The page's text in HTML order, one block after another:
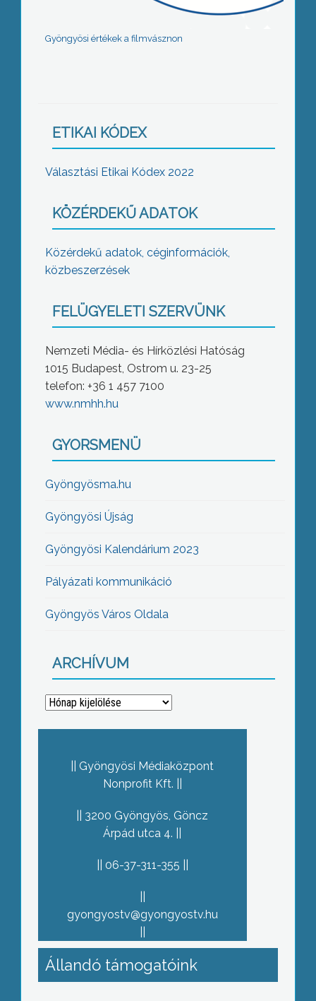
Gyöngyösi értékek a filmvásznon
ETIKAI KÓDEX
Választási Etikai Kódex 2022
KÖZÉRDEKŰ ADATOK
Közérdekű adatok, céginformációk,
közbeszerzések
FELÜGYELETI SZERVÜNK
Nemzeti Média- és Hírközlési Hatóság
1015 Budapest, Ostrom u. 23-25
telefon: +36 1 457 7100
www.nmhh.hu
GYORSMENÜ
Gyöngyösma.hu
Gyöngyösi Újság
Gyöngyösi Kalendárium 2023
Pályázati kommunikáció
Gyöngyös Város Oldala
ARCHÍVUM
Archívum
Gyöngyösi Médiaközpont
Nonprofit Kft.
3200 Gyöngyös, Göncz
Árpád utca 4.
06-37-311-355
gyongyostv@gyongyostv.hu
Állandó támogatóink